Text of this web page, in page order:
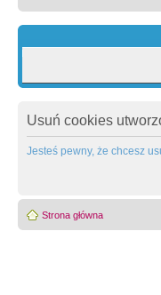
Usuń cookies
Jesteś pewny, że chcesz
Strona główna